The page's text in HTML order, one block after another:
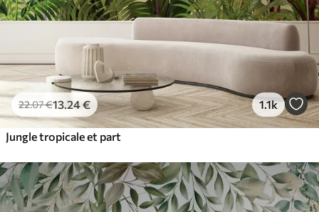
22.07€13 .24€ 1.1k
Jungle tropicale et part